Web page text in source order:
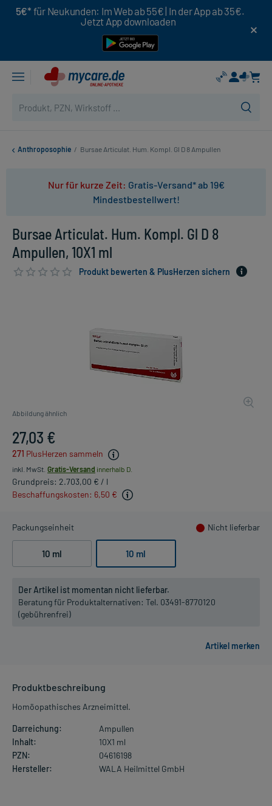
5€* für Neukunden: Im Web ab 55€ | In der App ab 35€.
Jetzt App downloaden
Anthroposophie / Bursae Articulat. Hum. Kompl. Gl D 8 Ampullen
Nur für kurze Zeit: Gratis-Versand* ab 19€
Mindestbestellwert!
Bursae Articulat. Hum. Kompl. Gl D 8
Ampullen, 10X1 ml
Produkt bewerten & PlusHerzen sichern
Abbildung ähnlich
27,03 €
271 PlusHerzen sammeln
inkl. MwSt. Gratis-Versand innerhalb D.
Grundpreis: 2.703,00 € / l
Beschaffungskosten: 6,50 €
Packungseinheit Nicht lieferbar
10 ml 10 ml
Der Artikel ist momentan nicht lieferbar.
Beratung für Produktalternativen: Tel. 03491-8770120
(gebührenfrei)
Produktbeschreibung
Homöopathisches Arzneimittel.
Darreichung:
Ampullen
Inhalt:
10X1 ml
PZN:
04616198
Hersteller:
WALA Heilmittel GmbH